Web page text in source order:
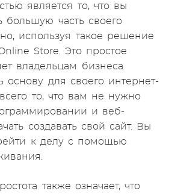
является то, что вы
большую часть своего
используя такое решение
Store. Это простое
владельцам бизнеса
основу для своего интернет-
то, что вам не нужно
и веб-
создавать свой сайт. Вы
к делу с помощью
также означает, что